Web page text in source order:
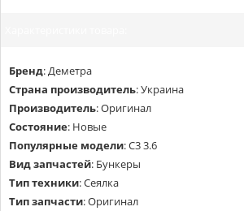
Бренд: Деметра
Страна производитель:Украина
Производитель:Оригинал
Состояние: Новые
Популярные модели:С3 3.6
Вид запчастей: Бункеры
Тип техники:Сеялка
Тип запчасти:Оригинал